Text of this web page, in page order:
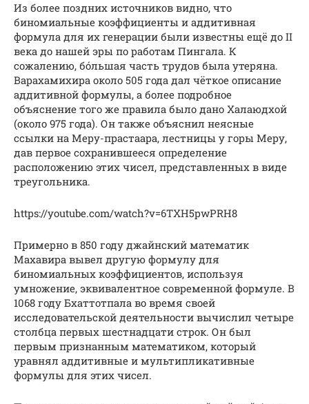
Из более поздних источников видно, что
биномиальные коэффициенты и аддитивная
формула для их генерации были известны ещё до II
века до нашей эры по работам Пингала. К
сожалению, бо́льшая часть трудов была утеряна.
Варахамихира около 505 года дал чёткое описание
аддитивной формулы, а более подробное
объяснение того же правила было дано Халаюдхой
(около 975 года). Он также объяснил неясные
ссылки на Меру-прастаара, лестницы у горы Меру,
дав первое сохранившееся определение
расположению этих чисел, представленных в виде
треугольника.
https://youtube.com/watch?v=6TXH5pwPRH8
Примерно в 850 году джайнский математик
Махавира вывел другую формулу для
биномиальных коэффициентов, используя
умножение, эквивалентное современной формуле. В
1068 году Бхаттотпала во время своей
исследовательской деятельности вычислил четыре
столбца первых шестнадцати строк. Он был
первым признанным математиком, который
уравнял аддитивные и мультипликативные
формулы для этих чисел.